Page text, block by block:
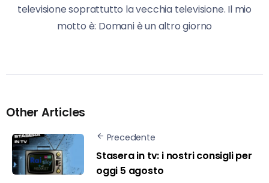
televisione soprattutto la vecchia televisione. Il mio
motto è: Domani è un altro giorno
Other Articles
Precedente
Stasera in tv: i nostri consigli per
oggi 5 agosto